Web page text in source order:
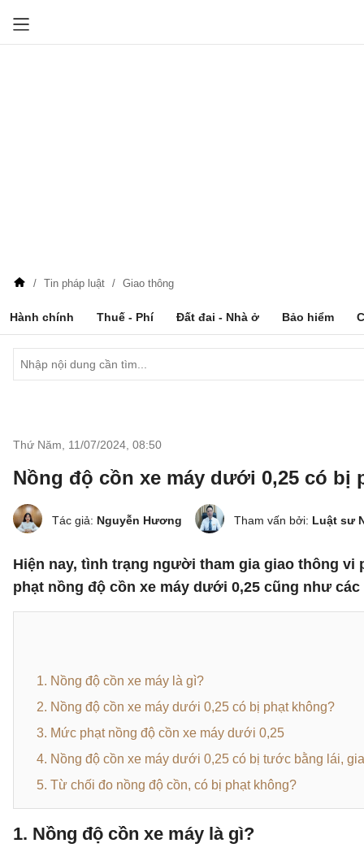
Tin pháp luật Giao thông
Hành chính Thuế - Phí Đất đai - Nhà ở Bảo hiểm
Thứ Năm, 11/07/2024 08:50
Nồng độ cồn xe máy dưới 0,25 có
Tác giả: Nguyễn Hương Tham vấn bởi: Luật sư
Hiện nay, tình trạng người tham gia giao thông
phạt nồng độ cồn xe máy dưới 0,25 cũng như
1. Nồng độ cồn xe máy là gì?
2. Nồng độ cồn xe máy dưới 0,25 có bị phạt không?
3. Mức phạt nồng độ cồn xe máy dưới 0,25
4. Nồng độ cồn xe máy dưới 0,25 có bị tước bằng lái,
5. Từ chối đo nồng độ cồn, có bị phạt không?
1. Nồng độ cồn xe máy là gì?